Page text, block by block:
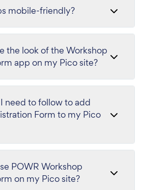
mobile-friendly?
the look of the Workshop
app on my Pico site?
need to follow to add
Form to my Pico
POWR Workshop
on my Pico site?